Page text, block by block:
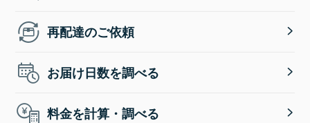
再配達のご依頼
お届け日数を調べる
料金を計算・調べる